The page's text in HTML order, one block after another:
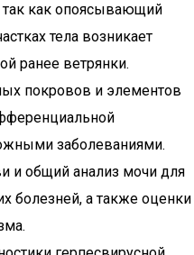
так как опоясывающий
тела возникает
ранее ветрянки.
покровов и элементов
заболеваниями.
и общий анализ мочи для
болезней, а также оценки